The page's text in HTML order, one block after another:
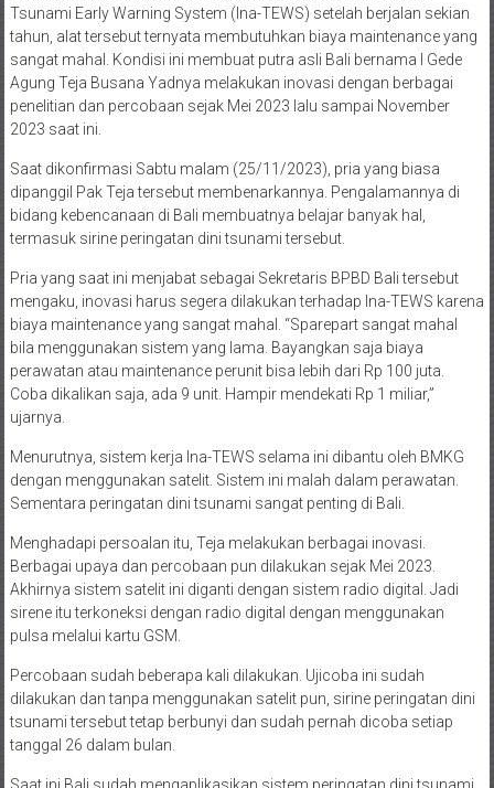
Tsunami Early Warning System (Ina-TEWS) setelah berjalan sekian
tahun, alat tersebut ternyata membutuhkan biaya maintenance yang
sangat mahal. Kondisi ini membuat putra asli Bali bernama I Gede
Agung Teja Busana Yadnya melakukan inovasi dengan berbagai
penelitian dan percobaan sejak Mei 2023 lalu sampai November
2023 saat ini.
Saat dikonfirmasi Sabtu malam (25/11/2023), pria yang biasa
dipanggil Pak Teja tersebut membenarkannya. Pengalamannya di
bidang kebencanaan di Bali membuatnya belajar banyak hal,
termasuk sirine peringatan dini tsunami tersebut.
Pria yang saat ini menjabat sebagai Sekretaris BPBD Bali tersebut
mengaku, inovasi harus segera dilakukan terhadap Ina-TEWS karena
biaya maintenance yang sangat mahal. “Sparepart sangat mahal
bila menggunakan sistem yang lama. Bayangkan saja biaya
perawatan atau maintenance perunit bisa lebih dari Rp 100 juta.
Coba dikalikan saja, ada 9 unit. Hampir mendekati Rp 1 miliar,”
ujarnya.
Menurutnya, sistem kerja Ina-TEWS selama ini dibantu oleh BMKG
dengan menggunakan satelit. Sistem ini malah dalam perawatan.
Sementara peringatan dini tsunami sangat penting di Bali.
Menghadapi persoalan itu, Teja melakukan berbagai inovasi.
Berbagai upaya dan percobaan pun dilakukan sejak Mei 2023.
Akhirnya sistem satelit ini diganti dengan sistem radio digital. Jadi
sirene itu terkoneksi dengan radio digital dengan menggunakan
pulsa melalui kartu GSM.
Percobaan sudah beberapa kali dilakukan. Ujicoba ini sudah
dilakukan dan tanpa menggunakan satelit pun, sirine peringatan dini
tsunami tersebut tetap berbunyi dan sudah pernah dicoba setiap
tanggal 26 dalam bulan.